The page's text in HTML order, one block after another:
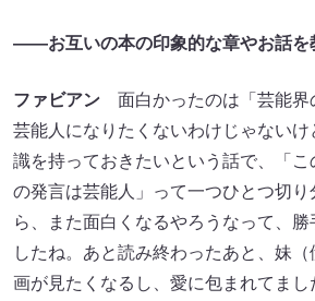
――お互いの本の印象的な章やお話を
ファビアン 面白かったのは「芸能界
芸能人になりたくないわけじゃない
識を持っておきたいという話で、「こ
の発言は芸能人」って一つひとつ切り
ら、また面白くなるやろうなって、勝
したね。あと読み終わったあと、妹
画が見たくなるし、愛に包まれてまし